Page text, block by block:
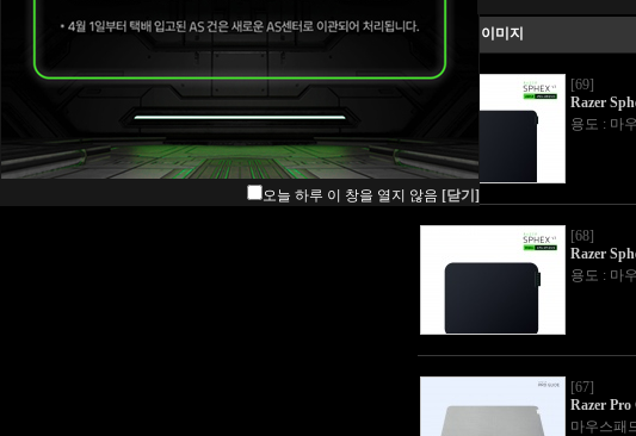
오늘 하루 이 창을 열지 않음 [닫기]
Mice
Mouse mat
Keyboards & Keypads
Audio
Wearables
이미지
[69]
Razer
용도 : 마
[68]
Razer
용도 : 마
[67]
Razer Pro
마우스패